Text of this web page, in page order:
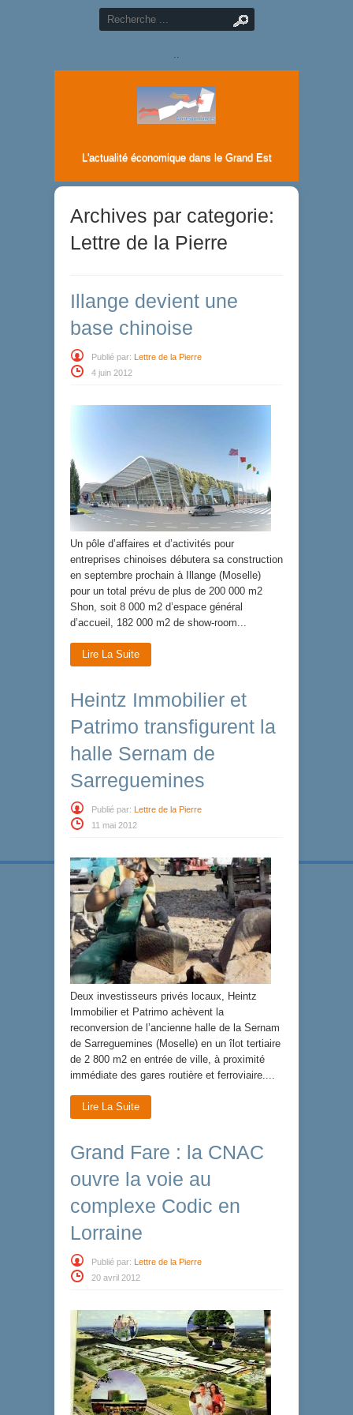
..
L'actualité économique dans le Grand Est
Archives par categorie:
Lettre de la Pierre
Illange devient une
base chinoise
Publié par: Lettre de la Pierre
4 juin 2012
Un pôle d’affaires et d’activités pour
entreprises chinoises débutera sa construction
en septembre prochain à Illange (Moselle)
pour un total prévu de plus de 200 000 m2
Shon, soit 8 000 m2 d’espace général
d’accueil, 182 000 m2 de show-room...
Lire La Suite
Heintz Immobilier et
Patrimo transfigurent la
halle Sernam de
Sarreguemines
Publié par: Lettre de la Pierre
11 mai 2012
Deux investisseurs privés locaux, Heintz
Immobilier et Patrimo achèvent la
reconversion de l’ancienne halle de la Sernam
de Sarreguemines (Moselle) en un îlot tertiaire
de 2 800 m2 en entrée de ville, à proximité
immédiate des gares routière et ferroviaire....
Lire La Suite
Grand Fare : la CNAC
ouvre la voie au
complexe Codic en
Lorraine
Publié par: Lettre de la Pierre
20 avril 2012